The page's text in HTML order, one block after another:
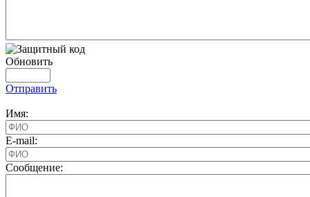
Обновить
Отправить
Имя:
E-mail:
Cообщение: